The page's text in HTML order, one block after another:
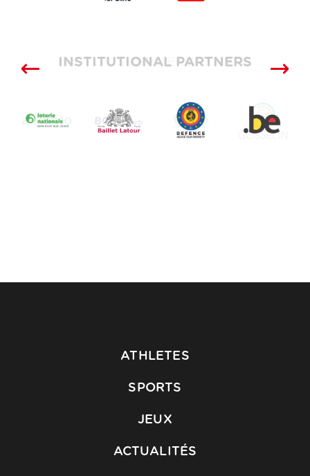
SUPPLIERS
INSTITUTIONAL PARTNERS
ATHLETES
SPORTS
JEUX
ACTUALITÉS